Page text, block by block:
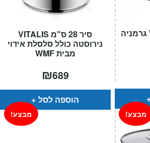
סיר 28 ס"מ VITALIS
נירוסטה כולל סלסלת אידוי
מבית WMF
₪689
הוספה לסל
סיר לחץ מבית WMF גרמניה
מבצע! מבצע!